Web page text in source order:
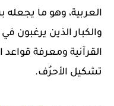
العربية، وهو ما
والكبار الذين يرغبون
القرآنية ومعرفة قواعد
تشكيل الأحرُف.